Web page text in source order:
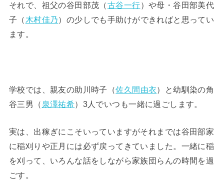
それで、祖父の谷田部茂（古谷一行）や母・谷田部美代
子（ 木村佳乃）の少しでも手助けができればと思ってい
ます。
学校では、親友の助川時子（佐久間由衣）と幼馴染の角
谷三男（ 泉澤祐希）3人でいつも一緒に過ごします。
実は、出稼ぎにこそいっていますがそれまでは谷田部家
に稲刈りや正月には必ず戻ってきていました。一緒に稲
を刈って、いろんな話をしながら家族団らんの時間を過
ごす。